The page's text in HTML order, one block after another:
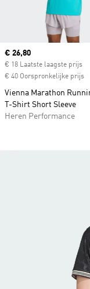
Current price
€ 26,80
€ 18 Laatste laagste prijs
€ 40 Oorspronkelijke prijs
Vienna Marathon
T-Shirt Short Sleeve
Heren Performance